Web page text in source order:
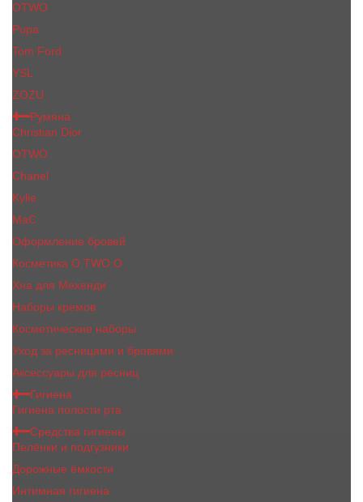
OTWO
Pupa
Tom Ford
YSL
ZOZU
Румяна
Christian Dior
OTWO
Сhanеl
Kylie
MaC
Оформление бровей
Косметика O.TWO.O
Хна для Мехенди
Наборы кремов
Косметические наборы
Уход за ресницами и бровями
Аксессуары для ресниц
Гигиена
Гигиена полости рта
Средства гигиены
Пелёнки и подгузники
Дорожные ёмкости
Интимная гигиена